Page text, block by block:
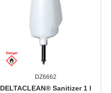
DZ6662
DELTACLEAN® Sanitizer 1 l